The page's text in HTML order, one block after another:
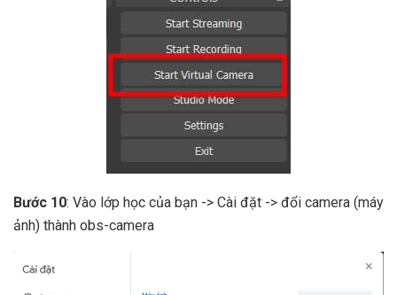
Bước 10: Vào lớp học của bạn -> Cài đặt -> đổi camera (máy
ảnh) thành obs-camera